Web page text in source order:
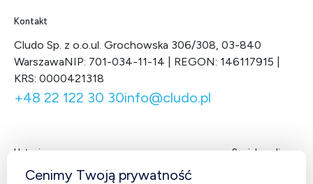
Kontakt
Cludo Sp. z o.o.ul. Grochowska 306/308, 03-840
WarszawaNIP: 701-034-11-14 | REGON: 146117915 |
KRS: 0000421318
+48 22 122 30 30info@cludo.pl
Usługi
Contact Center
Social media
Cenimy Twoją prywatność